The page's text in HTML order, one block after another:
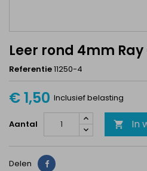
Leer rond 4mm Ray
Referentie11250-4
€ 1,50 Inclusief belasting
Aantal  In
Delen Delen